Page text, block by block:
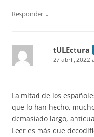
Responder ↓
tULEctura
27 abril, 2022
La mitad de los
que lo han hecho,
demasiado largo,
Leer es más que